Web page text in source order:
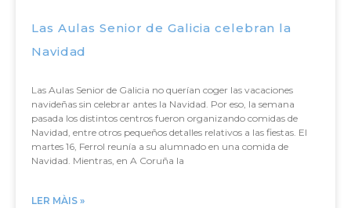
Las Aulas Senior de Galicia celebran la
Navidad
Las Aulas Senior de Galicia no querían coger las vacaciones
navideñas sin celebrar antes la Navidad. Por eso, la semana
pasada los distintos centros fueron organizando comidas de
Navidad, entre otros pequeños detalles relativos a las fiestas. El
martes 16, Ferrol reunía a su alumnado en una comida de
Navidad. Mientras, en A Coruña la
LER MÀIS »